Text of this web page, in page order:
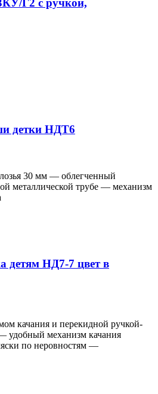
Г2 с ручкой,
детки НДТ6
30 мм — облегченный
металлической трубе — механизм
детям НД7-7 цвет в
качания и перекидной ручкой-
удобный механизм качания
по неровностям —